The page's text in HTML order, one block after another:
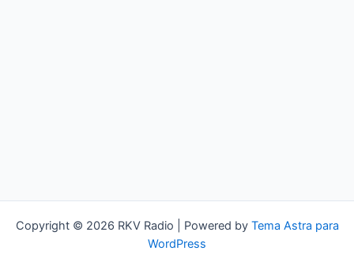
Copyright © 2026 RKV Radio | Powered by Tema Astra para
WordPress